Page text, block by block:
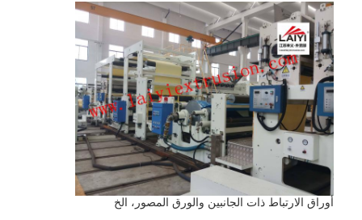
أوراق الارتباط ذات الجانبين والورق المصور، الخ